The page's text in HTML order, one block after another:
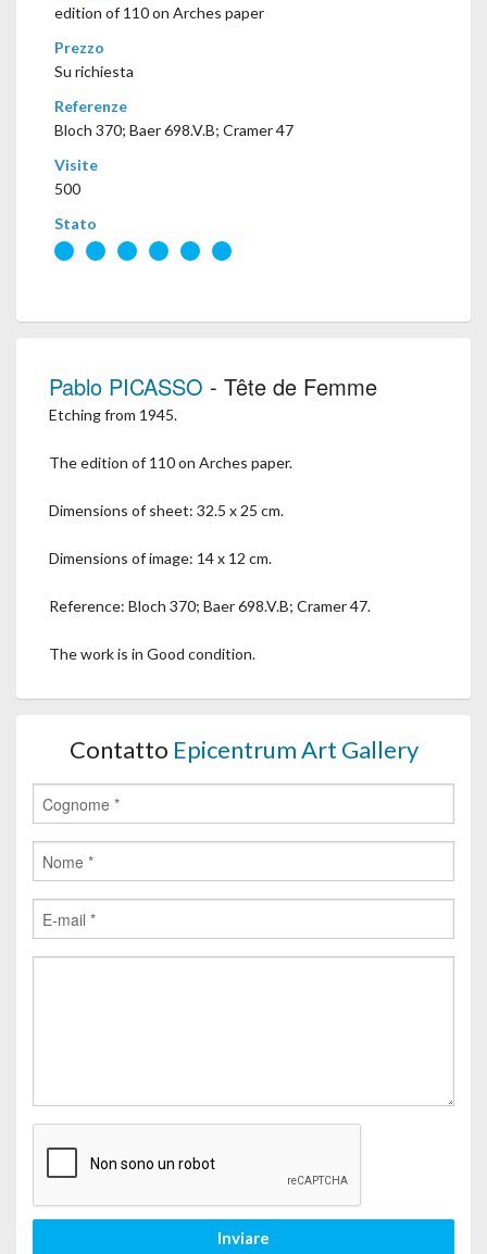
edition of 110 on Arches paper
Prezzo
Su richiesta
Referenze
Bloch 370; Baer 698.V.B; Cramer 47
Visite
500
Stato
Pablo PICASSO - Tête de Femme
Etching from 1945.
The edition of 110 on Arches paper.
Dimensions of sheet: 32.5 x 25 cm.
Dimensions of image: 14 x 12 cm.
Reference: Bloch 370; Baer 698.V.B; Cramer 47.
The work is in Good condition.
Contatto Epicentrum Art Gallery
Inviare